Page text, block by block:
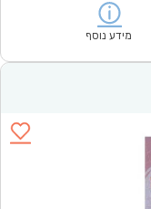
מידע נוסף